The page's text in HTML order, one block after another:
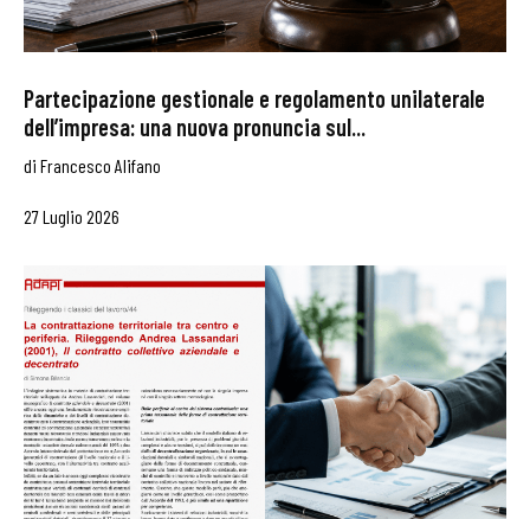
Partecipazione gestionale e regolamento unilaterale
dell’impresa: una nuova pronuncia sul...
di Francesco Alifano
27 Luglio 2026